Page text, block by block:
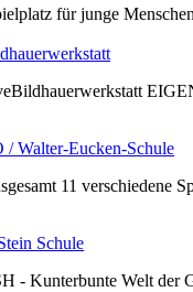
für junge
Walter-Eucken-Schule
11 verschiedene
Schule
- Kunterbunte Welt der